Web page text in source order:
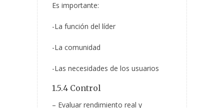
Es importante:
-La función del líder
-La comunidad
-Las necesidades de los usuarios
1.5.4 Control
– Evaluar rendimiento real y